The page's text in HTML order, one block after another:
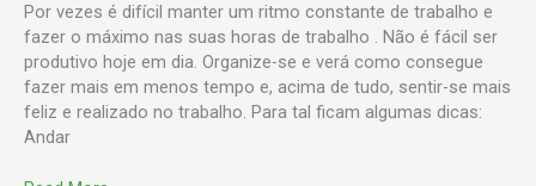
Por vezes é difícil manter um ritmo constante de trabalho e
fazer o máximo nas suas horas de trabalho . Não é fácil ser
produtivo hoje em dia. Organize-se e verá como consegue
fazer mais em menos tempo e, acima de tudo, sentir-se mais
feliz e realizado no trabalho. Para tal ficam algumas dicas:
Andar